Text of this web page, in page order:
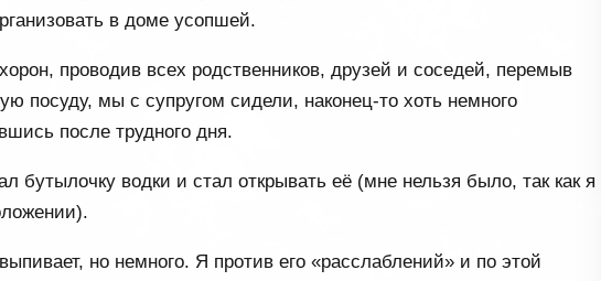
в доме усопшей.
проводив всех родственников, друзей и соседей, перемыв
посуду, мы с супругом сидели, наконец-то хоть немного
после трудного дня.
бутылочку водки и стал открывать её (мне нельзя было, так как я
но немного. Я против его «расслаблений» и по этой